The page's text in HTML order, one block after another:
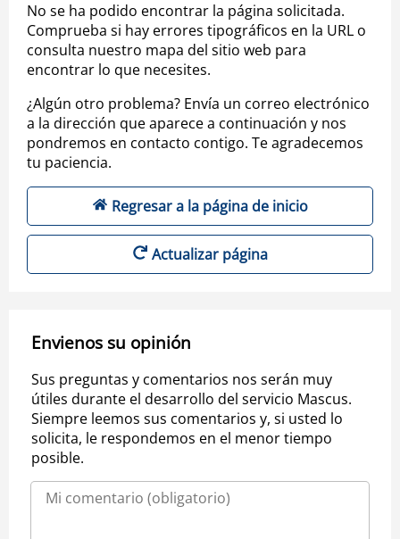
No se ha podido encontrar la página solicitada.
Comprueba si hay errores tipográficos en la URL o
consulta nuestro mapa del sitio web para
encontrar lo que necesites.
¿Algún otro problema? Envía un correo electrónico
a la dirección que aparece a continuación y nos
pondremos en contacto contigo. Te agradecemos
tu paciencia.
Regresar a la página de inicio
Actualizar página
Envienos su opinión
Sus preguntas y comentarios nos serán muy
útiles durante el desarrollo del servicio Mascus.
Siempre leemos sus comentarios y, si usted lo
solicita, le respondemos en el menor tiempo
posible.